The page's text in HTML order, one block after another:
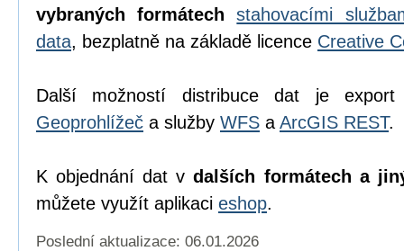
vybraných formátech
stahovacími
data, bezplatně na základě licence Creative
Další možností distribuce dat je
Geoprohlížeč a služby WFS a ArcGIS REST.
K objednání dat vdalších formátech a
můžete využít aplikaci eshop.
Poslední aktualizace: 06.01.2026